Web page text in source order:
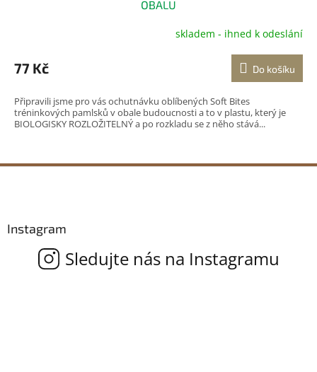
OBALU
produktu
je
z
5
hvězdiček.
skladem - ihned k odeslání
77 Kč Do košíku
Připravili jsme pro vás ochutnávku oblíbených Soft Bites
tréninkových pamlsků v obale budoucnosti a to v plastu, který je
BIOLOGISKY ROZLOŽITELNÝ a po rozkladu se z něho stává...
Instagram